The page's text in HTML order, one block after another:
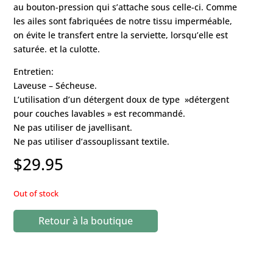
au bouton-pression qui s’attache sous celle-ci. Comme
les ailes sont fabriquées de notre tissu imperméable,
on évite le transfert entre la serviette, lorsqu’elle est
saturée. et la culotte.
Entretien:
Laveuse – Sécheuse.
L’utilisation d’un détergent doux de type »détergent
pour couches lavables » est recommandé.
Ne pas utiliser de javellisant.
Ne pas utiliser d’assouplissant textile.
$29.95
Out of stock
Retour à la boutique